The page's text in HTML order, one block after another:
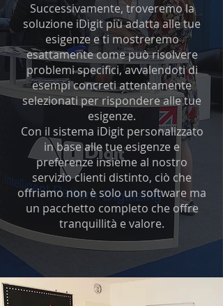
Successivamente, troveremo la
soluzione iDigit più adatta alle tue
esigenze e ti mostreremo
esattamente come può risolvere
problemi specifici, avvalendoti di
esempi concreti attentamente
selezionati per rispondere alle tue
esigenze.
Con il sistema iDigit personalizzato
in base alle tue esigenze e
preferenze insieme al nostro
servizio clienti distinto, ciò che
offriamo non è solo un software ma
un pacchetto completo che offre
tranquillità e valore.